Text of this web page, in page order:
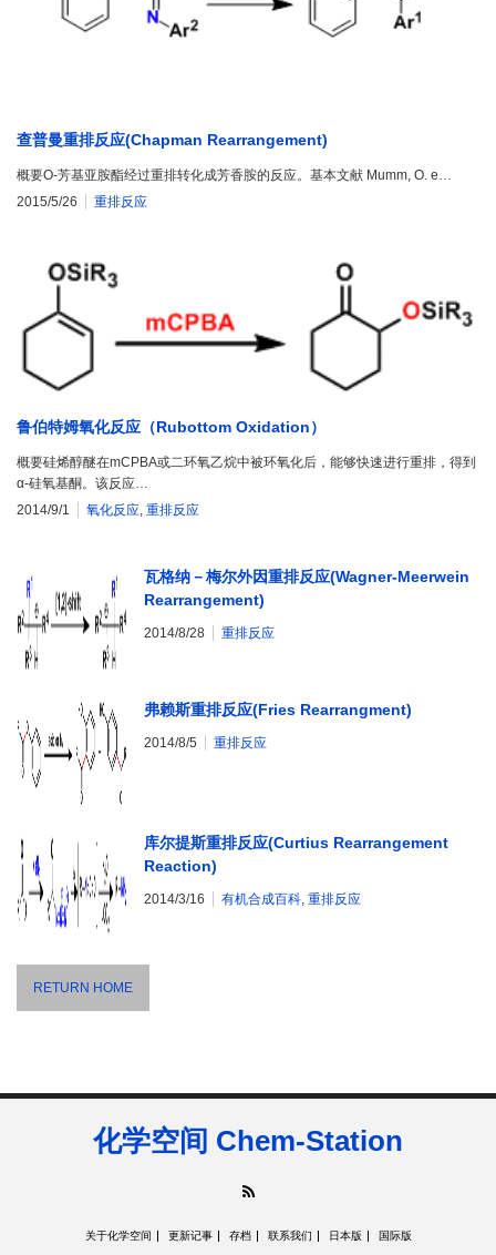
查普曼重排反应(Chapman Rearrangement)
概要O-芳基亚胺酯经过重排转化成芳香胺的反应。基本文献 Mumm, O. e…
2015/5/26
重排反应
鲁伯特姆氧化反应（Rubottom Oxidation）
概要硅烯醇醚在mCPBA或二环氧乙烷中被环氧化后，能够快速进行重排，得到
α-硅氧基酮。该反应…
2014/9/1
氧化反应, 重排反应
瓦格纳－梅尔外因重排反应(Wagner-Meerwein
Rearrangement)
2014/8/28 重排反应
弗赖斯重排反应(Fries Rearrangment)
2014/8/5 重排反应
库尔提斯重排反应(Curtius Rearrangement
Reaction)
2014/3/16 有机合成百科, 重排反应
RETURN HOME
化学空间 Chem-Station
关于化学空间 更新记事 存档 联系我们 日本版 国际版